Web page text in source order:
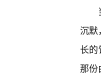
沉
长的
那